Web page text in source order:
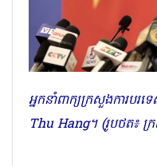
អ្នកនាំពាក្យក្រសួងកា
Thu Hang។ (រូបថត៖ ក្